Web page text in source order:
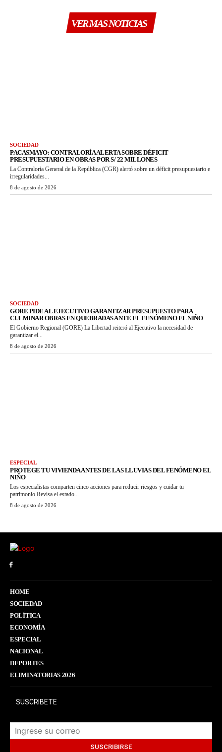
VER MAS NOTICIAS
SOCIEDAD
PACASMAYO: CONTRALORÍA ALERTA SOBRE DÉFICIT
PRESUPUESTARIO EN OBRAS POR S/ 22 MILLONES
La Contraloría General de la República (CGR) alertó sobre un déficit presupuestario e
irregularidades...
8 de agosto de 2026
SOCIEDAD
GORE PIDE AL EJECUTIVO GARANTIZAR PRESUPUESTO PARA
CULMINAR OBRAS EN QUEBRADAS ANTE EL FENÓMENO EL NIÑO
El Gobierno Regional (GORE) La Libertad reiteró al Ejecutivo la necesidad de
garantizar el...
8 de agosto de 2026
ESPECIAL
PROTEGE TU VIVIENDA ANTES DE LAS LLUVIAS DEL FENÓMENO EL
NIÑO
Los especialistas comparten cinco acciones para reducir riesgos y cuidar tu
patrimonio.Revisa el estado...
8 de agosto de 2026
HOME
SOCIEDAD
POLÍTICA
ECONOMÍA
ESPECIAL
NACIONAL
DEPORTES
ELIMINATORIAS 2026
SUSCRIBETE